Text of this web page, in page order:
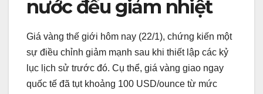
nước đều giảm nhiệt
Giá vàng thế giới hôm nay (22/1), chứng kiến một
sự điều chỉnh giảm mạnh sau khi thiết lập các kỷ
lục lịch sử trước đó. Cụ thể, giá vàng giao ngay
quốc tế đã tụt khoảng 100 USD/ounce từ mức